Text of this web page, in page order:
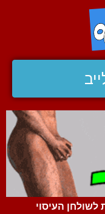
העיסוי